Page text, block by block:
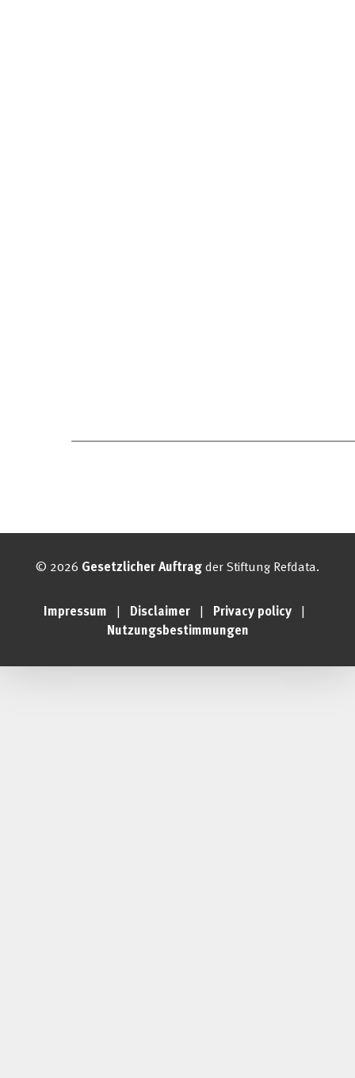
© 2026 Gesetzlicher Auftrag der Stiftung Refdata.
Impressum Disclaimer Privacy policy
Nutzungsbestimmungen